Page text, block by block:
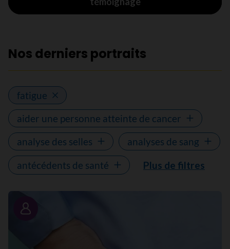
Nos derniers portraits
fatigue
aider une personne atteinte de cancer
analyse des selles
analyses de sang
antécédents de santé
Plus de filtres
Portrait